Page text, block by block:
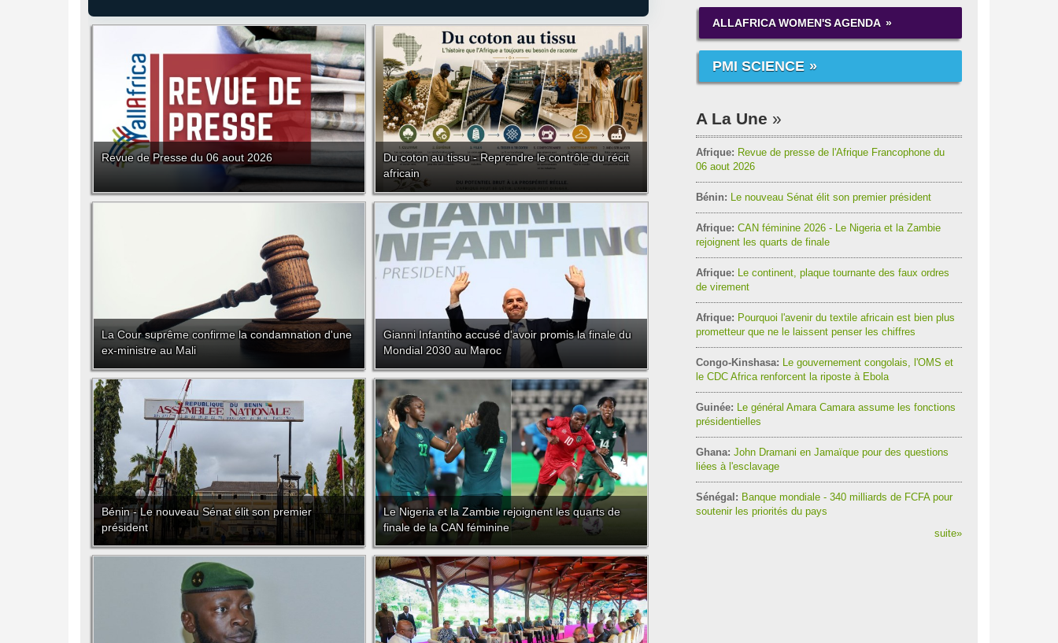
Revue de Presse du 06 aout 2026
Du coton au tissu - Reprendre le contrôle du récit
africain
La Cour suprême confirme la condamnation d'une
ex-ministre au Mali
Gianni Infantino accusé d'avoir promis la finale du
Mondial 2030 au Maroc
Bénin - Le nouveau Sénat élit son premier
président
Le Nigeria et la Zambie rejoignent les quarts de
finale de la CAN féminine
ALLAFRICA WOMEN'S AGENDA
PMI SCIENCE
A La Une
Afrique: Revue de presse de l'Afrique Francophone du
06 aout 2026
Bénin: Le nouveau Sénat élit son premier président
Afrique: CAN féminine 2026 - Le Nigeria et la Zambie
rejoignent les quarts de finale
Afrique: Le continent, plaque tournante des faux ordres
de virement
Afrique: Pourquoi l'avenir du textile africain est bien plus
prometteur que ne le laissent penser les chiffres
Congo-Kinshasa: Le gouvernement congolais, l'OMS et
le CDC Africa renforcent la riposte à Ebola
Guinée: Le général Amara Camara assume les fonctions
présidentielles
Ghana: John Dramani en Jamaïque pour des questions
liées à l'esclavage
Sénégal: Banque mondiale - 340 milliards de FCFA pour
soutenir les priorités du pays
suite»